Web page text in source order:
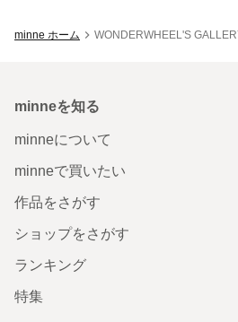
minne ホーム WONDERWHEEL'S
minneを知る
minneについて
minneで買いたい
作品をさがす
ショップをさがす
ランキング
特集